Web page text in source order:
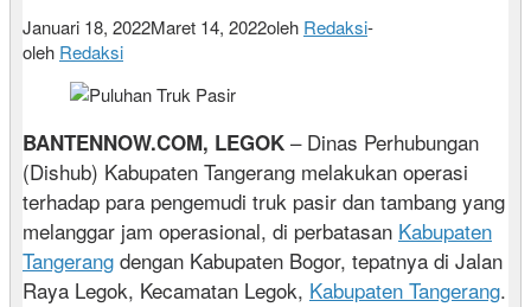
Januari 18, 2022Maret 14, 2022oleh Redaksi-
oleh Redaksi
BANTENNOW.COM, LEGOK – Dinas Perhubungan
(Dishub) Kabupaten Tangerang melakukan operasi
terhadap para pengemudi truk pasir dan tambang yang
melanggar jam operasional, di perbatasan Kabupaten
Tangerang dengan Kabupaten Bogor, tepatnya di Jalan
Raya Legok, Kecamatan Legok, Kabupaten Tangerang.